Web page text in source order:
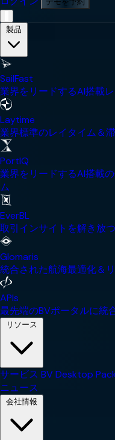
モバイルナビゲ
製品
SailFast
業界をリードするAI搭載
Laytime
業界標準のレイタイム＆
PortIQ
業界をリードするAI搭載
ム
EverBL
取引インサイトを解き放
Glomaris
統合された航海最適化＆
APIs
最先端のBVポータルに統
リソース
サービス BV Desktop
ニュース
会社情報